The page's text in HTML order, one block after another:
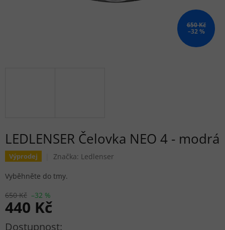
650 Kč
–32 %
LEDLENSER Čelovka NEO 4 - modrá
Výprodej Značka: Ledlenser
650 Kč –32 %
440 Kč
Měrná cena:
Vyběhněte do tmy.